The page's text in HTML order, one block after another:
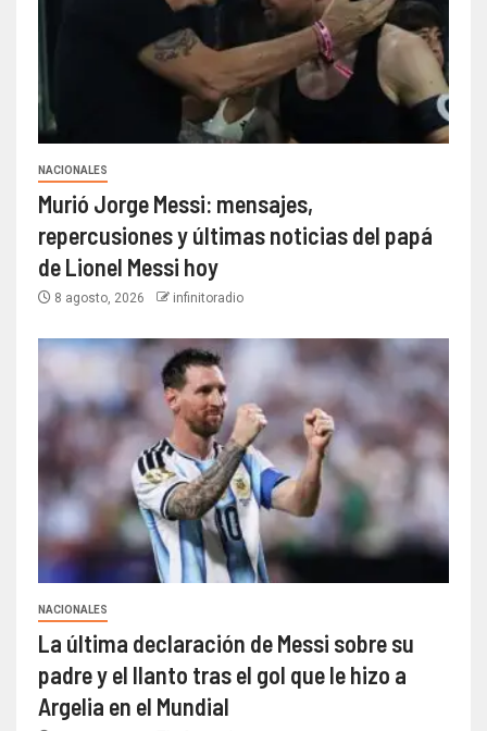
NACIONALES
Murió Jorge Messi: mensajes,
repercusiones y últimas noticias del papá
de Lionel Messi hoy
8 agosto, 2026 infinitoradio
NACIONALES
La última declaración de Messi sobre su
padre y el llanto tras el gol que le hizo a
Argelia en el Mundial